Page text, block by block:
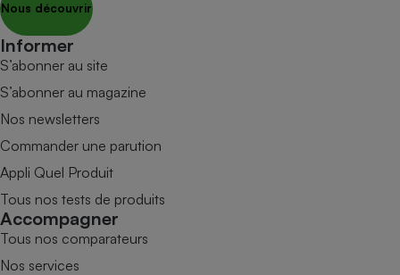
Nous découvrir
Informer
S’abonner au site
S’abonner au magazine
Nos newsletters
Commander une parution
Appli Quel Produit
Tous nos tests de produits
Accompagner
Tous nos comparateurs
Nos services